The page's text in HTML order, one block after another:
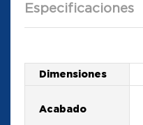
Especificaciones
Dimensiones
Acabado